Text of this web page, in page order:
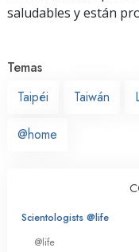
saludables y están
Temas
Taipéi
Taiwán
@home
Scientologists @life
@life